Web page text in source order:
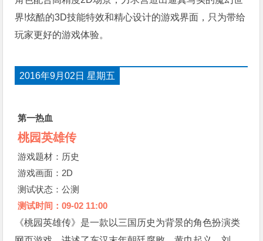
界!炫酷的3D技能特效和精心设计的游戏界面，只为带给
玩家更好的游戏体验。
2016年9月02日 星期五
第一热血
桃园英雄传
游戏题材：历史
游戏画面：2D
测试状态：公测
测试时间：09-02 11:00
《桃园英雄传》是一款以三国历史为背景的角色扮演类